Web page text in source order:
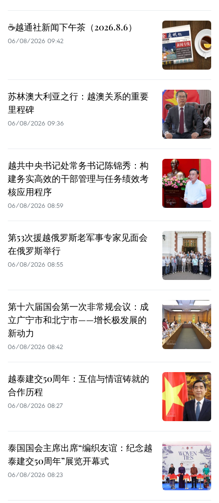
☕️越通社新闻下午茶（2026.8.6）
06/08/2026 09:42
苏林澳大利亚之行：越澳关系的重要
里程碑
06/08/2026 09:36
越共中央书记处常务书记陈锦秀：构
建务实高效的干部管理与任务绩效考
核应用程序
06/08/2026 08:59
第53次援越俄罗斯老军事专家见面会
在俄罗斯举行
06/08/2026 08:55
第十六届国会第一次非常规会议：成
立广宁市和北宁市——增长极发展的
新动力
06/08/2026 08:42
越泰建交50周年：互信与情谊铸就的
合作历程
06/08/2026 08:27
泰国国会主席出席“编织友谊：纪念越
泰建交50周年”展览开幕式
06/08/2026 08:23